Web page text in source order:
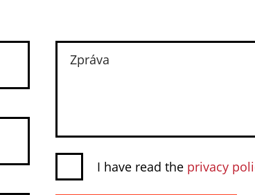
I have read the privacy